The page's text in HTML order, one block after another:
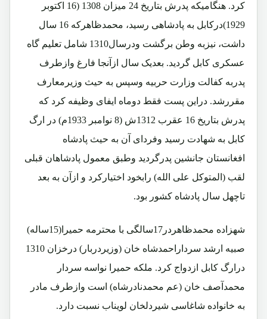
کرد. هنگامیکه پدرش بتاریخ 24 میزان 1308 (16 اکتوبر
1929)درکابل به پادشاهی رسید، محمدظاهرکه 16 سال
داشت، نیزبه وطن برگشت ودرسال1310 شامل تعلیم گاه
عسکری کابل گردید. بعدیک سال ازآنجا فارغ وازطرف
پدربه کفالت وزارت حربیه وسپس به حیث وزیرمعارف
مقررشد. دراین پست فقط دوماه ایفای وظیفه کرد که
پدرش بتاریخ 16 عقرب 1312ش (8 نوامبر 1933م) در ارگ
کابل به شهادت رسید وفردای آن به حیث پادشاه
افغانستان جانشین پدرگردید وطبق معمول پادشاهان قبلی
لقب (المتوکل علی الله) رابخود اختیارکرد و ازآن به بعد
تاچهل سال پادشاه کشور بود.
شهزاده محمدظاهردر17سالگی با محترمه حمیرا(15ساله)
صبیه ارشد سرداراحمدشاه خان (وزیردربار) درخزان 1310
درارگ کابل ازدواج کرد. ملکه حمیرا نواسه سردار
محمدآصف خان (عم محمدنادرشاه) است وازطرف مادر
به خانواده شاغاسی شیردلخان لویناب نسبت دارد.